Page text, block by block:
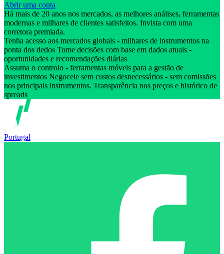
Abrir uma conta
Há mais de 20 anos nos mercados, as melhores análises, ferramentas
modernas e milhares de clientes satisfeitos. Invista com uma
corretora premiada.
Tenha acesso aos mercados globais - milhares de instrumentos na
ponta dos dedos Tome decisões com base em dados atuais -
oportunidades e recomendações diárias
Assuma o controlo - ferramentas móveis para a gestão de
investimentos Negoceie sem custos desnecessários - sem comissões
nos principais instrumentos. Transparência nos preços e histórico de
spreads
Portugal